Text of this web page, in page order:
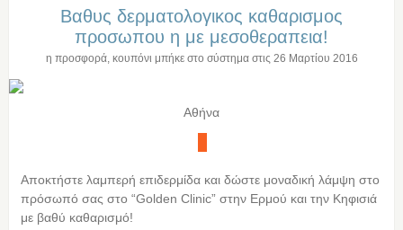
Βαθυς δερματολογικος καθαρισμος
προσωπου η με μεσοθεραπεια!
η προσφορά, κουπόνι μπήκε στο σύστημα στις 26 Μαρτίου 2016
Αθήνα
Αποκτήστε λαμπερή επιδερμίδα και δώστε μοναδική λάμψη στο
πρόσωπό σας στο “Golden Clinic” στην Ερμού και την Κηφισιά
με βαθύ καθαρισμό!